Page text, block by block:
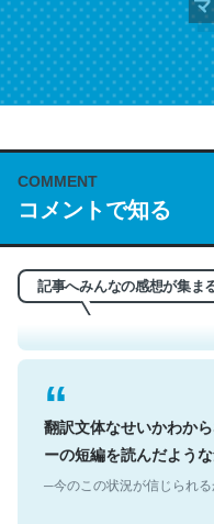
COMMENT
コメントで知る
記事へみんなの感想が集ま
これは名文。彼はとて
う。英語少しでも読め
れ好き。Let’s
─今のこの状況が信じられる
翻訳文体なせいかわか
ーの短編を読んだよう